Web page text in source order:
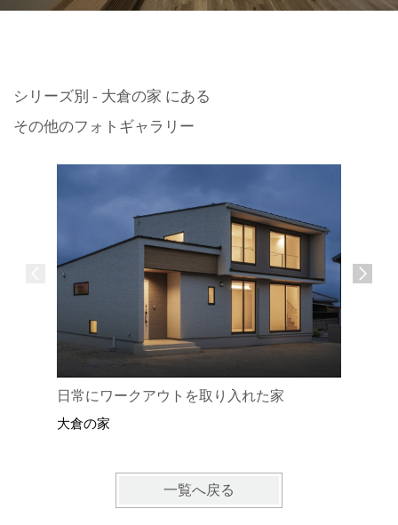
シリーズ別 - 大倉の家 にある
その他のフォトギャラリー
日常にワークアウトを取り入れた家
大倉の家
一覧へ戻る